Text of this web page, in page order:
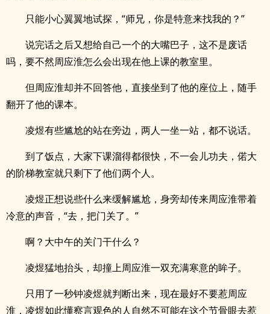
只能小心翼翼地试探，“师兄，你是特意来找我的？”
说完话之后又想给自己一个的大嘴巴子，这不是废话
吗，要不然周应淮怎么会出现在他上课的教室里。
但周应淮却并不回答他，直接坐到了他的座位上，随手
翻开了他的课本。
凌煜有些尴尬的站在旁边，两人一坐一站，都不说话。
到了饭点，大家下课溜得都很快，不一会儿功夫，偌大
的阶梯教室就只剩下了他们两个人。
凌煜正想说些什么来缓解尴尬，身旁却传来周应淮带着
冷意的声音，“去，把门关了。”
啊？大中午的关门干什么？
凌煜猛地抬头，却撞上周应淮一双充满寒意的眸子。
只用了一秒钟凌煜就判断出来，现在最好不要惹周应
淮，凌煜如此懂察言观色的人自然不可能在这个节骨眼去惹